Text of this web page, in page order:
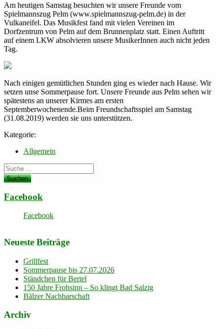
Am heutigen Samstag besuchten wir unsere Freunde vom
Spielmannszug Pelm (www.spielmannszug-pelm.de) in der
Vulkaneifel. Das Musikfest fand mit vielen Vereinen im
Dorfzentrum von Pelm auf dem Brunnenplatz statt. Einen Auftritt
auf einem LKW absolvieren unsere MusikerInnen auch nicht jeden
Tag.
Nach einigen gemütlichen Stunden ging es wieder nach Hause. Wir
setzen unse Sommerpause fort. Unsere Freunde aus Pelm sehen wir
spätestens an unserer Kirmes am ersten
Septemberwochenende.Beim Freundschaftsspiel am Samstag
(31.08.2019) werden sie uns unterstützen.
Kategorie:
Allgemein
Suche
nach:
Facebook
Facebook
Neueste Beiträge
Grillfest
Sommerpause bis 27.07.2026
Ständchen für Bertel
150 Jahre Frohsinn – So klingt Bad Salzig
Bälzer Nachbarschaft
Archiv